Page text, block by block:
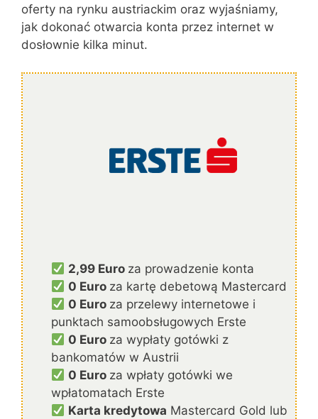
oferty na rynku austriackim oraz wyjaśniamy,
jak dokonać otwarcia konta przez internet w
dosłownie kilka minut.
2,99 Euro za prowadzenie konta
0 Euro za kartę debetową Mastercard
0 Euro za przelewy internetowe i
punktach samoobsługowych Erste
0 Euro za wypłaty gotówki z
bankomatów w Austrii
0 Euro za wpłaty gotówki we
wpłatomatach Erste
Karta kredytowa Mastercard Gold lub